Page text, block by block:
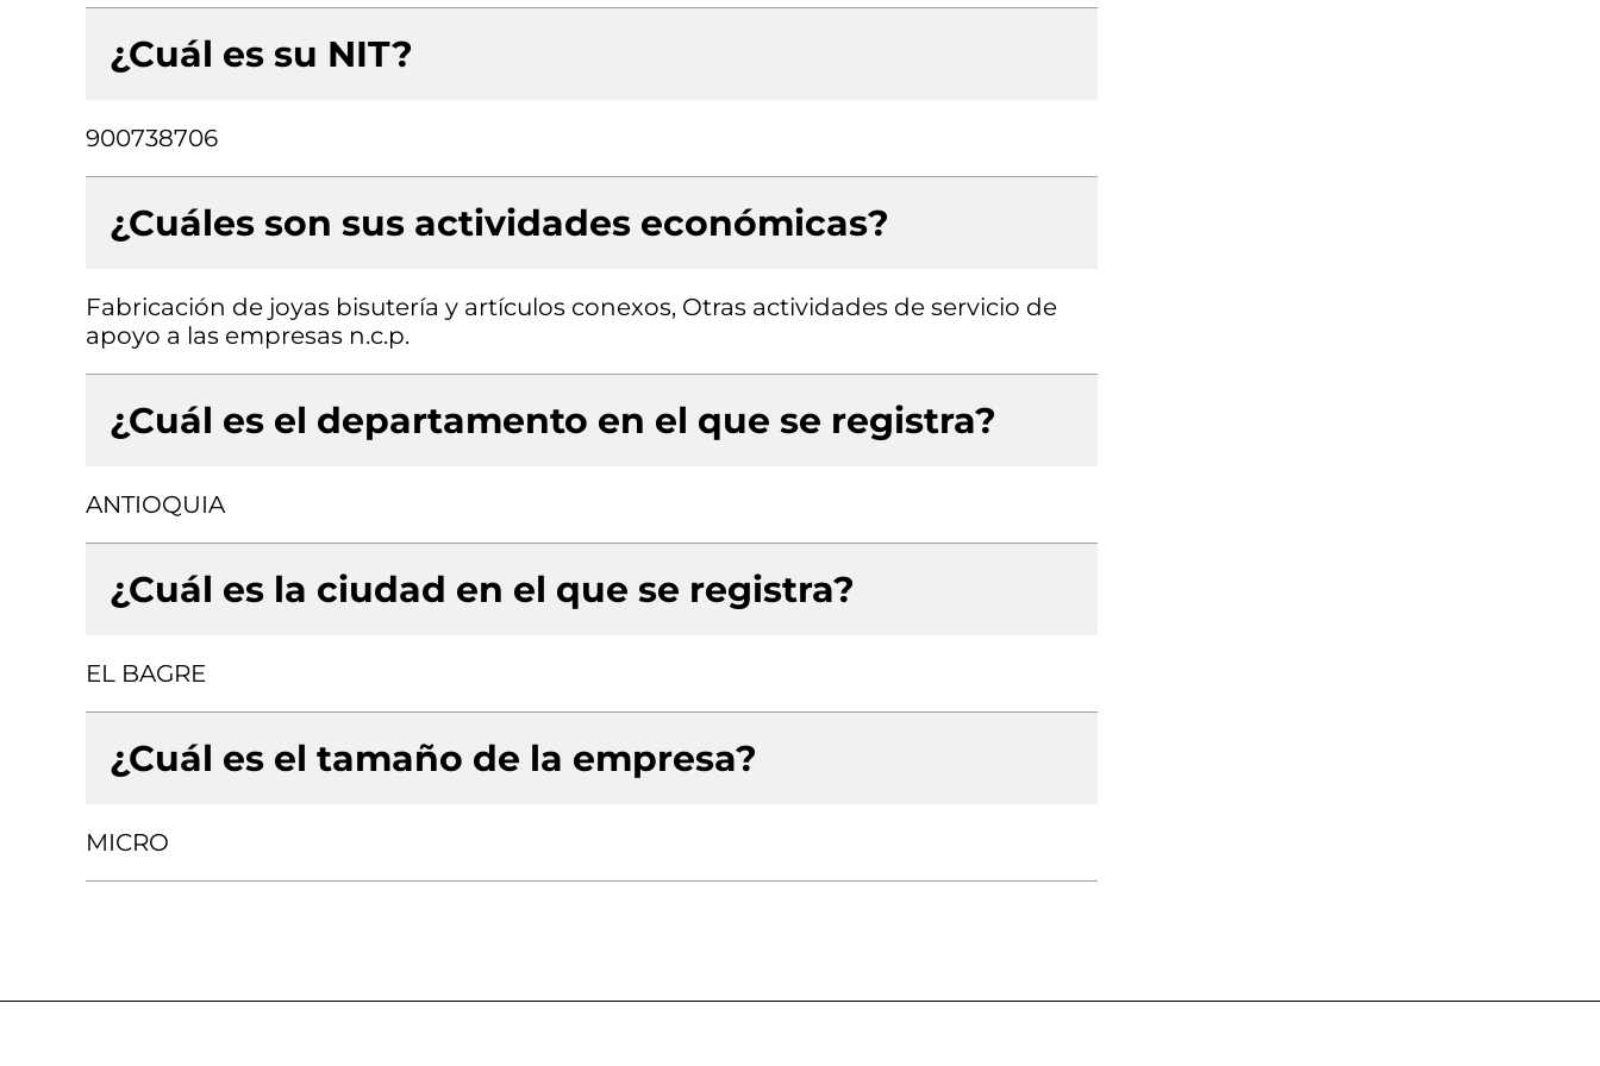
¿Cuál es su NIT?
900738706
¿Cuáles son sus actividades económicas?
Fabricación de joyas bisutería y artículos conexos, Otras actividades de servicio de
apoyo a las empresas n.c.p.
¿Cuál es el departamento en el que se registra?
ANTIOQUIA
¿Cuál es la ciudad en el que se registra?
EL BAGRE
¿Cuál es el tamaño de la empresa?
MICRO